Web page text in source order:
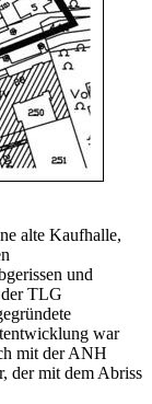
alte Kaufhalle,
und
TLG
war
mit der ANH
der mit dem Abriss